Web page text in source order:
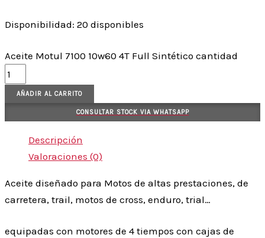
Disponibilidad: 20 disponibles
Aceite Motul 7100 10w60 4T Full Sintético cantidad
AÑADIR AL CARRITO
CONSULTAR STOCK VIA WHATSAPP
Descripción
Valoraciones (0)
Aceite diseñado para Motos de altas prestaciones, de
carretera, trail, motos de cross, enduro, trial…
equipadas con motores de 4 tiempos con cajas de